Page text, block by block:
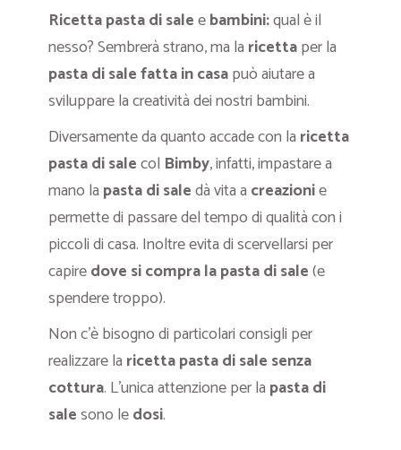
Ricetta pasta di saleebambini:qual è il
nesso? Sembrerà strano, ma la ricettaper la
pasta di sale fatta in casapuò aiutare a
sviluppare la creatività dei nostri bambini.
Diversamente da quanto accade con la ricetta
pasta di salecol Bimby, infatti, impastare a
mano la pasta di saledà vita a creazionie
permette di passare del tempo di qualità con i
piccoli di casa. Inoltre evita di scervellarsi per
capiredove si compra la pasta di sale(e
spendere troppo).
Non c’è bisogno di particolari consigli per
realizzare la ricettapasta di sale senza
cottura. L’unica attenzione per la pasta di
salesono ledosi.